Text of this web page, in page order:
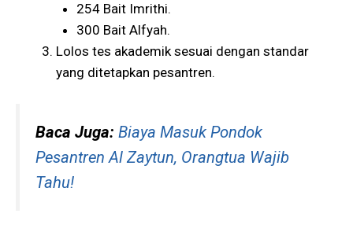
254 Bait Imrithi.
300 Bait Alfyah.
Lolos tes akademik sesuai dengan standar
yang ditetapkan pesantren​​.
Baca Juga: Biaya Masuk Pondok
Pesantren Al Zaytun, Orangtua Wajib
Tahu!